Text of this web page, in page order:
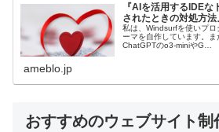
『AIを活用するIDE
されたときの対処方法
私は、Windsurfを使いプ
ーマを自作しています。
ChatGPTのo3-miniやG…
ameblo.jp
おすすめのウェブサイト制